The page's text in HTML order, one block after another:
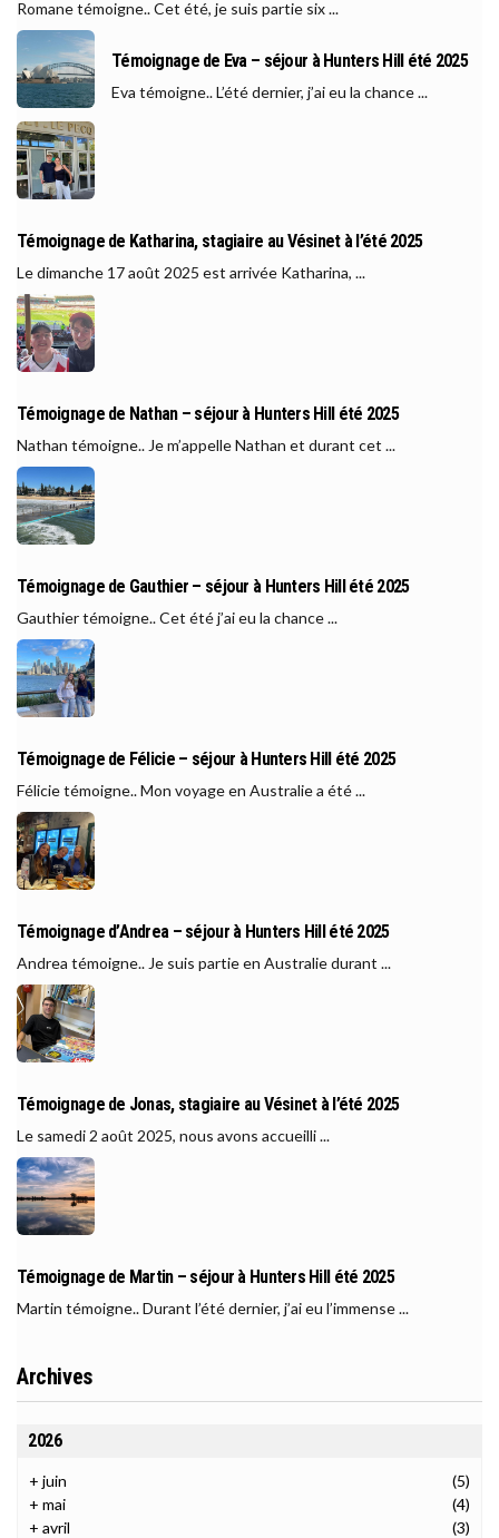
Romane témoigne.. Cet été, je suis partie six ...
Témoignage de Eva – séjour à Hunters Hill été 2025
Eva témoigne.. L’été dernier, j’ai eu la chance ...
Témoignage de Katharina, stagiaire au Vésinet à l’été 2025
Le dimanche 17 août 2025 est arrivée Katharina, ...
Témoignage de Nathan – séjour à Hunters Hill été 2025
Nathan témoigne.. Je m’appelle Nathan et durant cet ...
Témoignage de Gauthier – séjour à Hunters Hill été 2025
Gauthier témoigne.. Cet été j’ai eu la chance ...
Témoignage de Félicie – séjour à Hunters Hill été 2025
Félicie témoigne.. Mon voyage en Australie a été ...
Témoignage d’Andrea – séjour à Hunters Hill été 2025
Andrea témoigne.. Je suis partie en Australie durant ...
Témoignage de Jonas, stagiaire au Vésinet à l’été 2025
Le samedi 2 août 2025, nous avons accueilli ...
Témoignage de Martin – séjour à Hunters Hill été 2025
Martin témoigne.. Durant l’été dernier, j’ai eu l’immense ...
Archives
2026
+ juin
(5)
+ mai
(4)
+ avril
(3)